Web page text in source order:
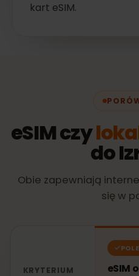
kart eSIM.
eSIM czy
do
Obie zapewniają
się w
KRYTERIUM eSIM